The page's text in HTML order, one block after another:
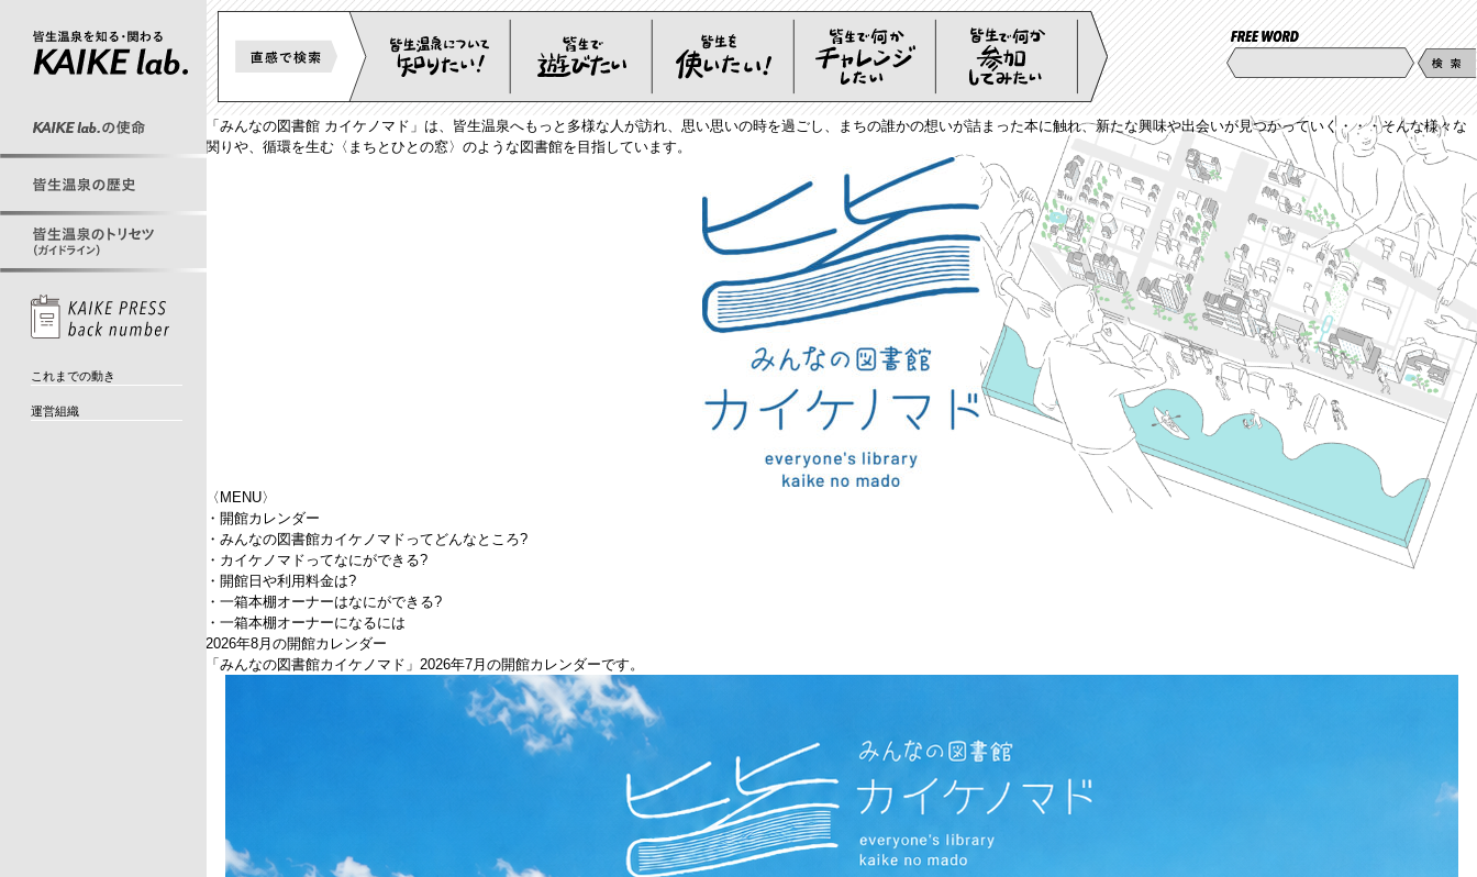
これまでの動き
運営組織
「みんなの図書館 カイケノマド」は、皆生温泉へもっと多様な人が訪れ、思い思いの時を過ごし、まちの誰かの想いが詰まった本に触れ、新たな興味や出会いが見つかっていく・・・そんな様々な
関りや、循環を生む〈まちとひとの窓〉のような図書館を目指しています。
〈MENU〉
・開館カレンダー
・みんなの図書館カイケノマドってどんなところ?
・カイケノマドってなにができる?
・開館日や利用料金は?
・一箱本棚オーナーはなにができる?
・一箱本棚オーナーになるには
2026年8月の開館カレンダー
「みんなの図書館カイケノマド」2026年7月の開館カレンダーです。